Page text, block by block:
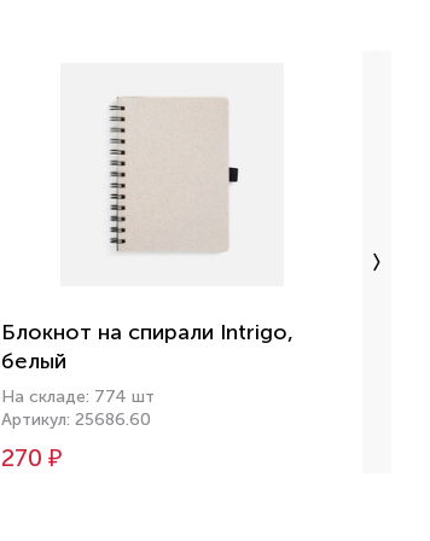
Блокнот на спирали Intrigo,
белый
На складе: 774 шт
Артикул: 25686.60
270 ₽